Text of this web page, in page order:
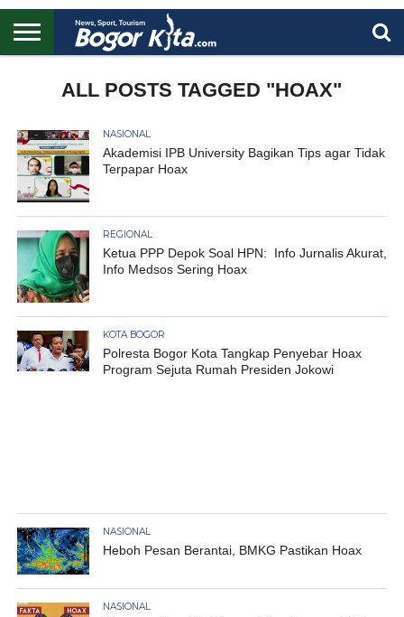
UTAMAALL POSTS TAGGED "HOAX"
NASIONAL
Akademisi IPB University Bagikan Tips agar Tidak
Terpapar Hoax
REGIONAL
Ketua PPP Depok Soal HPN: Info Jurnalis Akurat,
Info Medsos Sering Hoax
KOTA BOGOR
Polresta Bogor Kota Tangkap Penyebar Hoax
Program Sejuta Rumah Presiden Jokowi
NASIONAL
Heboh Pesan Berantai, BMKG Pastikan Hoax
NASIONAL